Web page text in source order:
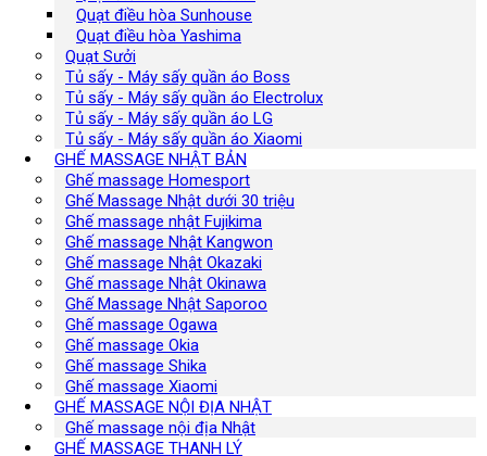
Quạt điều hòa Sunhouse
Quạt điều hòa Yashima
Quạt Sưởi
Tủ sấy - Máy sấy quần áo Boss
Tủ sấy - Máy sấy quần áo Electrolux
Tủ sấy - Máy sấy quần áo LG
Tủ sấy - Máy sấy quần áo Xiaomi
GHẾ MASSAGE NHẬT BẢN
Ghế massage Homesport
Ghế Massage Nhật dưới 30 triệu
Ghế massage nhật Fujikima
Ghế massage Nhật Kangwon
Ghế massage Nhật Okazaki
Ghế massage Nhật Okinawa
Ghế Massage Nhật Saporoo
Ghế massage Ogawa
Ghế massage Okia
Ghế massage Shika
Ghế massage Xiaomi
GHẾ MASSAGE NỘI ĐỊA NHẬT
Ghế massage nội địa Nhật
GHẾ MASSAGE THANH LÝ